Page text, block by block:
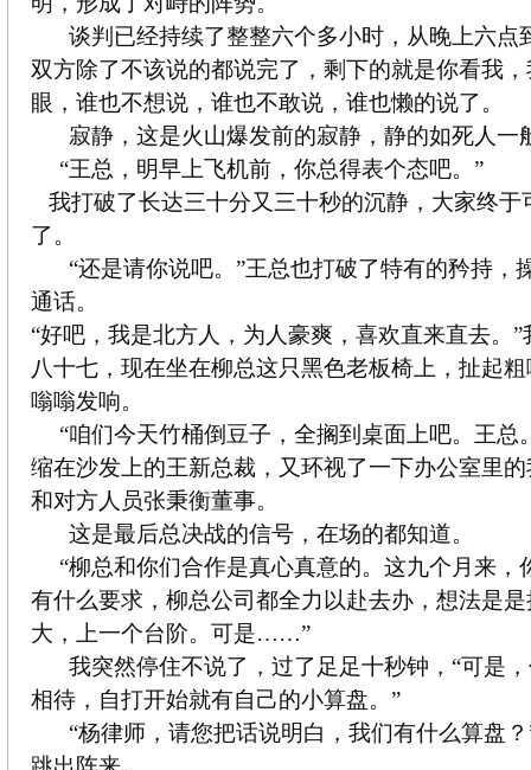
谈判已经持续了整整六个多小时，从晚上六点
双方除了不该说的都说完了，剩下的就是你看我
眼，谁也不想说，谁也不敢说，谁也懒的说了。
寂静，这是火山爆发前的寂静，静的如死人一
“王总，明早上飞机前，你总得表个态吧。”
我打破了长达三十分又三十秒的沉静，大家终于
了。
“还是请你说吧。”王总也打破了特有的矜持，
通话。
“好吧，我是北方人，为人豪爽，喜欢直来直去。
八十七，现在坐在柳总这只黑色老板椅上，扯起
嗡嗡发响。
“咱们今天竹桶倒豆子，全搁到桌面上吧。王总
缩在沙发上的王新总裁，又环视了一下办公室里
和对方人员张秉衡董事。
这是最后总决战的信号，在场的都知道。
“柳总和你们合作是真心真意的。这九个月来，
有什么要求，柳总公司都全力以赴去办，想法是
大，上一个台阶。可是……”
我突然停住不说了，过了足足十秒钟，“可是
相待，自打开始就有自己的小算盘。”
“杨律师，请您把话说明白，我们有什么算盘